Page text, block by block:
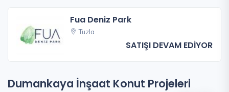
Fua Deniz Park
Tuzla
SATIŞI DEVAM EDİYOR
Dumankaya İnşaat Konut Projeleri